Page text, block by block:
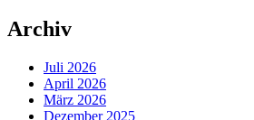
Archiv
Juli 2026
April 2026
März 2026
Dezember 2025